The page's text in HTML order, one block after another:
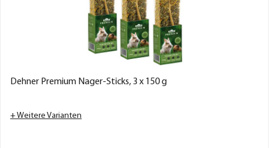
Dehner Premium Nager-Sticks, 3 x 150 g
+ Weitere Varianten